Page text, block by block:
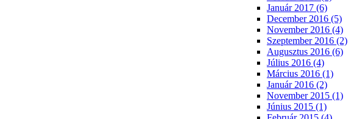
Január 2017 (6)
December 2016 (5)
November 2016 (4)
Szeptember 2016 (2)
Augusztus 2016 (6)
Július 2016 (4)
Március 2016 (1)
Január 2016 (2)
November 2015 (1)
Június 2015 (1)